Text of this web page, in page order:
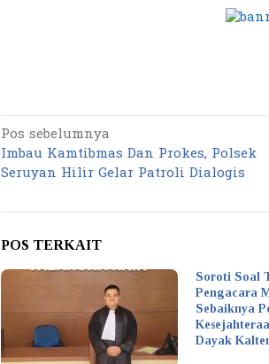
Navigasi
pos
Pos sebelumnya
Imbau Kamtibmas Dan Prokes, Polsek
Seruyan Hilir Gelar Patroli Dialogis
POS TERKAIT
Soroti Soal
Pengacara
Sebaiknya
Dayak